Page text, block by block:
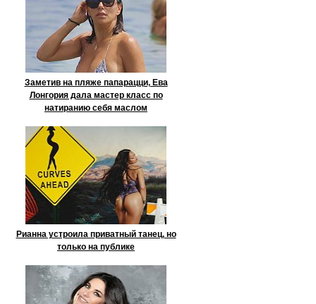
Заметив на пляже папарацци, Ева
Лонгория дала мастер класс по
натиранию себя маслом
Рианна устроила приватный танец, но
только на публике